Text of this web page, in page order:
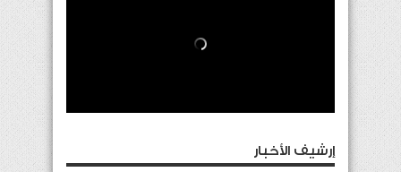
إرشيف الأخبار